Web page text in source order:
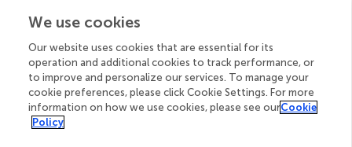
Dr. Kawaljit Kaur ,
תאריך פרסום
We use cookies
Our website uses cookies that are essential for its
operation and additional cookies to track performance, or
to improve and personalize our services. To manage your
cookie preferences, please click Cookie Settings. For more
information on how we use cookies, please see ourCookie
Policy